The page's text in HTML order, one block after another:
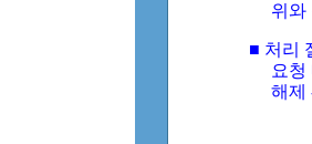
위와
■ 처리
요청
해제